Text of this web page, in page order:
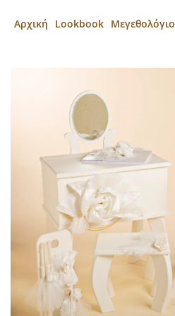
Αρχική Lookbook Μεγεθολόγιο